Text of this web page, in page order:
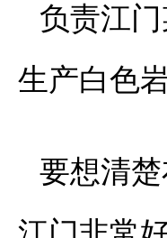
负责江
生产白色
要想清